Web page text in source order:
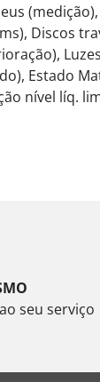
Discos
Estado
nível líq.
seu serviço